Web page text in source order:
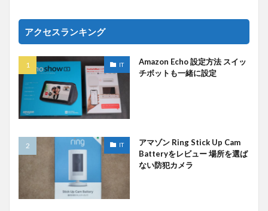
アクセスランキング
IT
Amazon Echo 設定方法 スイッ
チボットも一緒に設定
IT
アマゾン Ring Stick Up Cam
Batteryをレビュー 場所を選ば
ない防犯カメラ